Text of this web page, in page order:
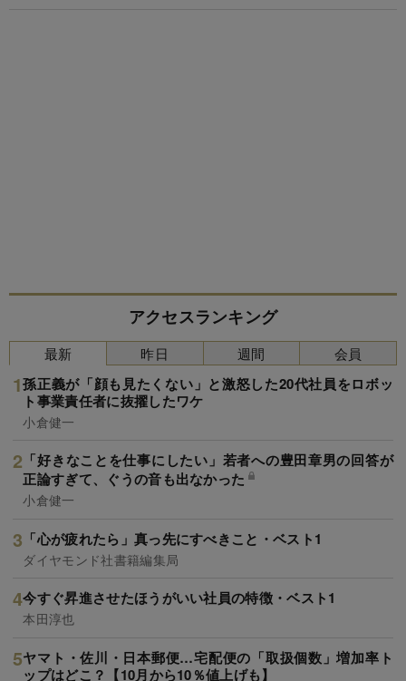
アクセスランキング
最新
孫正義が「顔も見たくない」と激怒した20代社員をロボッ
ト事業責任者に抜擢したワケ
小倉健一
「好きなことを仕事にしたい」若者への豊田章男の回答が
正論すぎて、ぐうの音も出なかった
小倉健一
「心が疲れたら」真っ先にすべきこと・ベスト1
ダイヤモンド社書籍編集局
今すぐ昇進させたほうがいい社員の特徴・ベスト1
本田淳也
ヤマト・佐川・日本郵便…宅配便の「取扱個数」増加率ト
ップはどこ？【10月から10％値上げも】
昨日 週間 会員